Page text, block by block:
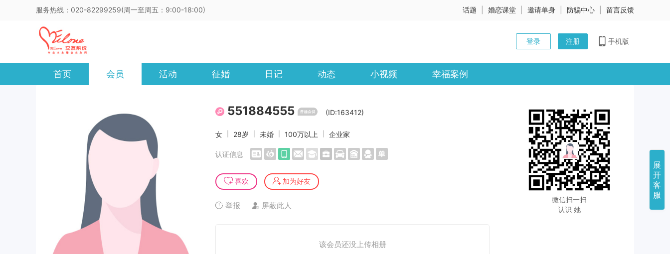
服务热线：020-82299259(周一至周五：9:00-18:00) 话题 婚恋课堂 邀请单身 防骗中心 留言反馈
登录 注册 手机版
首页 会员 活动 征婚 日记 动态 小视频 幸福案例
551884555 (ID:163412)
女 28岁 未婚 100万以上 企业家
认证信息
喜欢 加为好友
举报 屏蔽此人
该会员还没上传相册
微信扫一扫
认识 她
展
开
客
服